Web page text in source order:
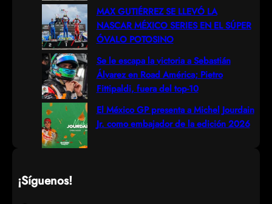
MAX GUTIÉRREZ SE LLEVÓ LA
NASCAR MÉXICO SERIES EN EL SÚPER
ÓVALO POTOSINO
Se le escapa la victoria a Sebastián
Álvarez en Road América; Pietro
Fittipaldi, fuera del top-10
El México GP presenta a Michel Jourdain
Jr. como embajador de la edición 2026
¡Síguenos!